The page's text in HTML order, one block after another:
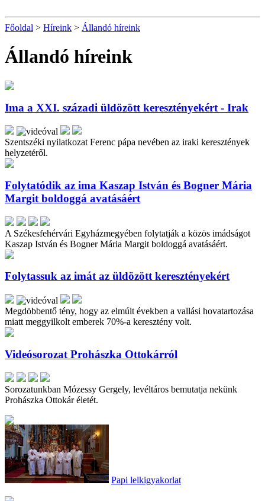
Főoldal > Híreink > Állandó híreink
Állandó híreink
Ima a XXI. századi üldözött keresztényekért - Irak
Szentszéki nyilatkozat Ferenc pápa nevében az iraki keresztények
helyzetéről.
Folytatódik az ima Kaszap István és Bogner Mária
Margit boldoggá avatásáért
A Székesfehérvári Egyházmegyében folytatják a közös imádságot
Kaszap István és Bogner Mária Margit boldoggá avatásáért.
Folytassuk az imát az üldözött keresztényekért
Megdöbbentő tény, hogy az elmúlt években a vallási hovatartozása
miatt meggyilkolt emberek 70%-a keresztény volt.
Videósorozat Prohászka Ottokárról
Sorozatunkban Mózessy Gergely, levéltáros bemutatja nekünk
Prohászka Ottokár életét.
Papi lelkigyakorlat